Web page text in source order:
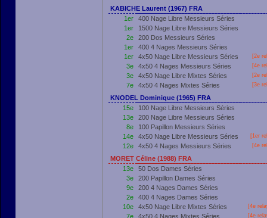
KABICHE Laurent (1967) FRA
1er
400 Nage Libre Messieurs Séries
1er
1500 Nage Libre Messieurs Séries
2e
200 Dos Messieurs Séries
1er
400 4 Nages Messieurs Séries
1er
4x50 Nage Libre Messieurs Séries [2e
3e 4x50 4 Nages Messieurs Séries [4e
3e 4x50 Nage Libre Mixtes Séries [2e
7e 4x50 4 Nages Mixtes Séries [3e
KNODEL Dominique (1965) FRA
15e
100 Nage Libre Messieurs Séries
13e
200 Nage Libre Messieurs Séries
8e
100 Papillon Messieurs Séries
14e
4x50 Nage Libre Messieurs Séries [1er
12e 4x50 4 Nages Messieurs Séries [4e
MORET Céline (1988) FRA
13e
50 Dos Dames Séries
3e
200 Papillon Dames Séries
9e
200 4 Nages Dames Séries
2e
400 4 Nages Dames Séries
10e
4x50 Nage Libre Mixtes Séries [4e
7e 4x50 4 Nages Mixtes Séries [4e